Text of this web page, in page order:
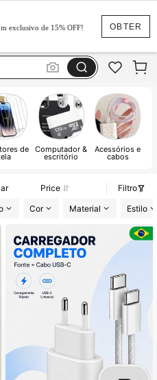
OBTER
exclusivo de 15% OFF!
de Computador &
escritório
Acessórios e
cabos
Price
Filtro
Cor Material Estilo